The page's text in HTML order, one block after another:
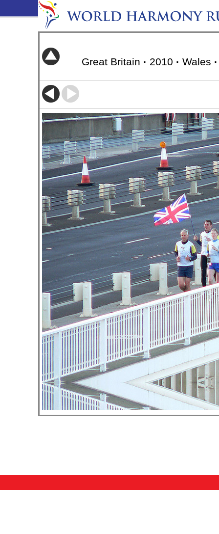
Great Britain · 2010 · Wales ·